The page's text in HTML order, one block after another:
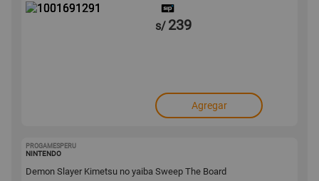
s/ 239
Agregar
PROGAMESPERU
NINTENDO
Demon Slayer Kimetsu no yaiba Sweep The Board